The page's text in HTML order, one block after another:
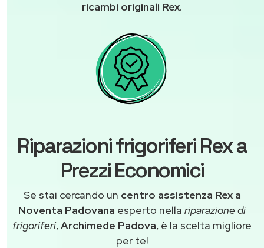
ricambi originali Rex.
Riparazioni frigoriferi Rex a
Prezzi Economici
Se stai cercando un centro assistenza Rex a
Noventa Padovana esperto nella riparazione di
frigoriferi,Archimede Padova, è la scelta migliore
per te!